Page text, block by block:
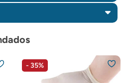
- 35%